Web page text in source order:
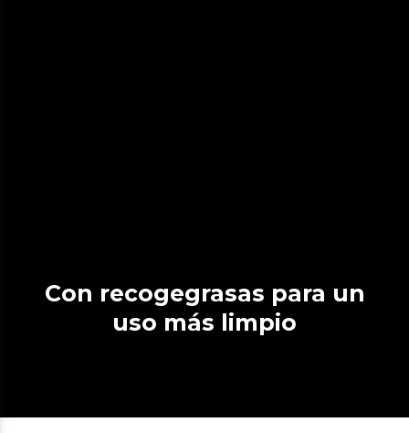
Con recogegrasas para un
uso más limpio